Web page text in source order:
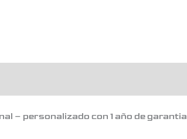
– personalizado con 1 año de garantia